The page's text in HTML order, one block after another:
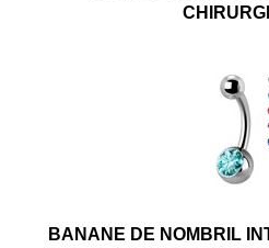
BANANE DE NOMBRIL